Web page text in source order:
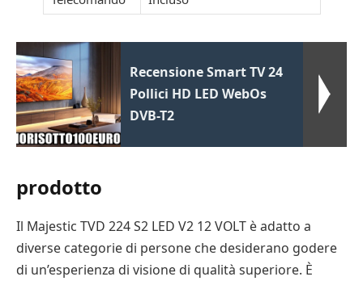
Recensione Smart TV 24
Pollici HD LED WebOs
DVB-T2
prodotto
Il Majestic TVD 224 S2 LED V2 12 VOLT è adatto a
diverse categorie di persone che desiderano godere
di un’esperienza di visione di qualità superiore. È